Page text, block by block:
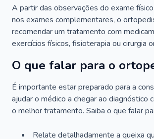
A partir das observações do exame
nos exames complementares, o
recomendar um tratamento com
exercícios físicos, fisioterapia ou cirurgia
O que falar para o
É importante estar preparado para a
ajudar o médico a chegar ao diagnóstico
o melhor tratamento. Saiba o que falar
Relate detalhadamente a queixa